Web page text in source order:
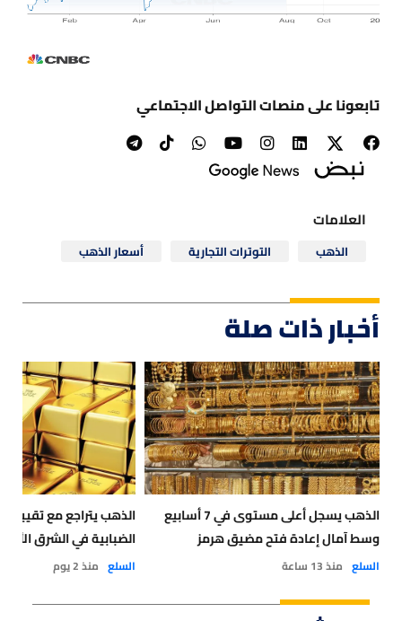
تابعونا على منصات التواصل الاجتماعي
العلامات
الذهب التوترات التجارية أسعار الذهب
أخبار ذات صلة
الذهب يسجل أعلى مستوى في 7 أسابيع
وسط آمال إعادة فتح مضيق هرمز
السلع منذ 13 ساعة
الذهب يتراجع مع تقييم
الضبابية في الشرق
السلع منذ 2 يوم